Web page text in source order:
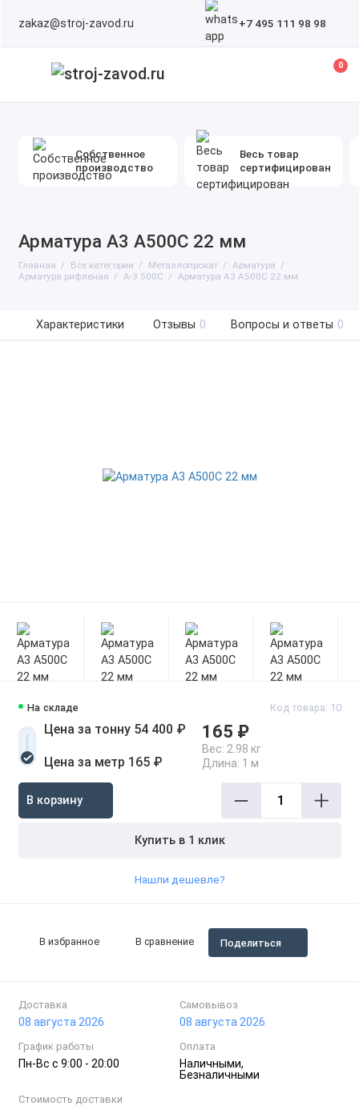
zakaz@stroj-zavod.ru +7 495 111 98 98
0
Собственное
производство
Весь товар
сертифицирован
Арматура А3 А500С 22 мм
Главная Все категории Металлопрокат
Арматура
Арматура рифленая
А-3 500С Арматура А3 А500С 22 мм
Характеристики Отзывы 0 Вопросы и ответы 0
На складе Код товара: 10
Цена за тонну 54 400 ₽
Цена за метр 165 ₽
165 ₽
Вес: 2.98 кг
Длина: 1 м
В корзину
Купить в 1 клик
Нашли дешевле?
Доставка
08 августа 2026
Самовывоз
08 августа 2026
График работы
Пн-Вc с 9:00 - 20:00
Оплата
Наличными,
Безналичными
Стоимость доставки
В избранное В сравнение Поделиться